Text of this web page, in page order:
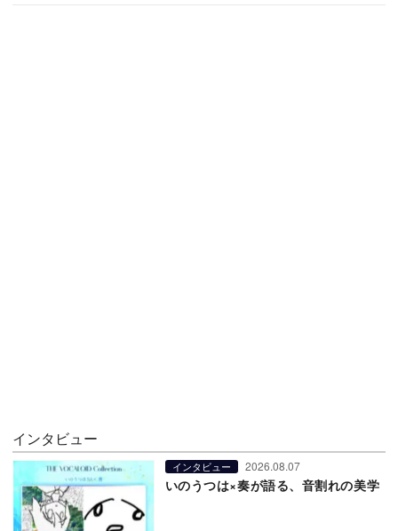
インタビュー
インタビュー 2026.08.07
いのうつは×奏が語る、音割れの美学